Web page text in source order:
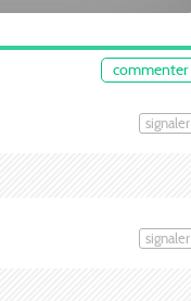
commenter
signaler
signaler